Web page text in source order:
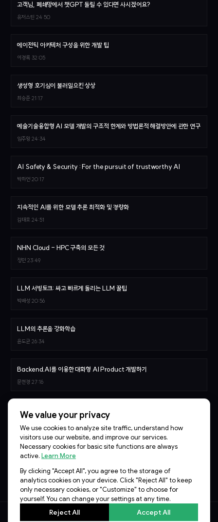
고객님, 폐쇄망에서 챗GPT 돌릴 수 있다면 사시겠어요?
유저스틴 24:50
에이전틱 아키텍처 구성을 위한 개발 팁
이경록 32:05
생성형 호기심이 불러일으킨 상상
최승준 21:17
예술기술융합형 AI 모델 개발의 구조적 한계와 방법론적 해결방안에 관한 연구
임주왕 24:34
AI Safety & Security : For the pursuit of trustworthy AI
박하언 20:17
지속적인 AI를 위한 모델 추론 최적화 및 경량화
김태호 24:51
NHN Cloud - HPC 구축의 모든 것
정민 23:49
LLM 서빙토크: 싸고 빠르게 돌리는 LLM 꿀팁
박배성 20:56
LLM의 추론을 강화학습
윤도균 26:34
Backend.AI를 이용한 대화형 AI Product 개발하기
문현경 27:16
당신의 기업, AI Transformation이 안되는 3가지 이유
Agentic AI를 위한 MCP Sidecar sLM 학습기
We value your privacy
We use cookies to analyze site traffic, understand how
visitors use our website, and improve our services.
Necessary cookies for basic site functions are always
active. Learn More
By clicking "Accept All", you agree to the storage of
analytics cookies on your device. Click "Reject All" to keep
only necessary cookies, or "Customize" to choose for
yourself. You can change your settings at any time.
Reject All Accept All